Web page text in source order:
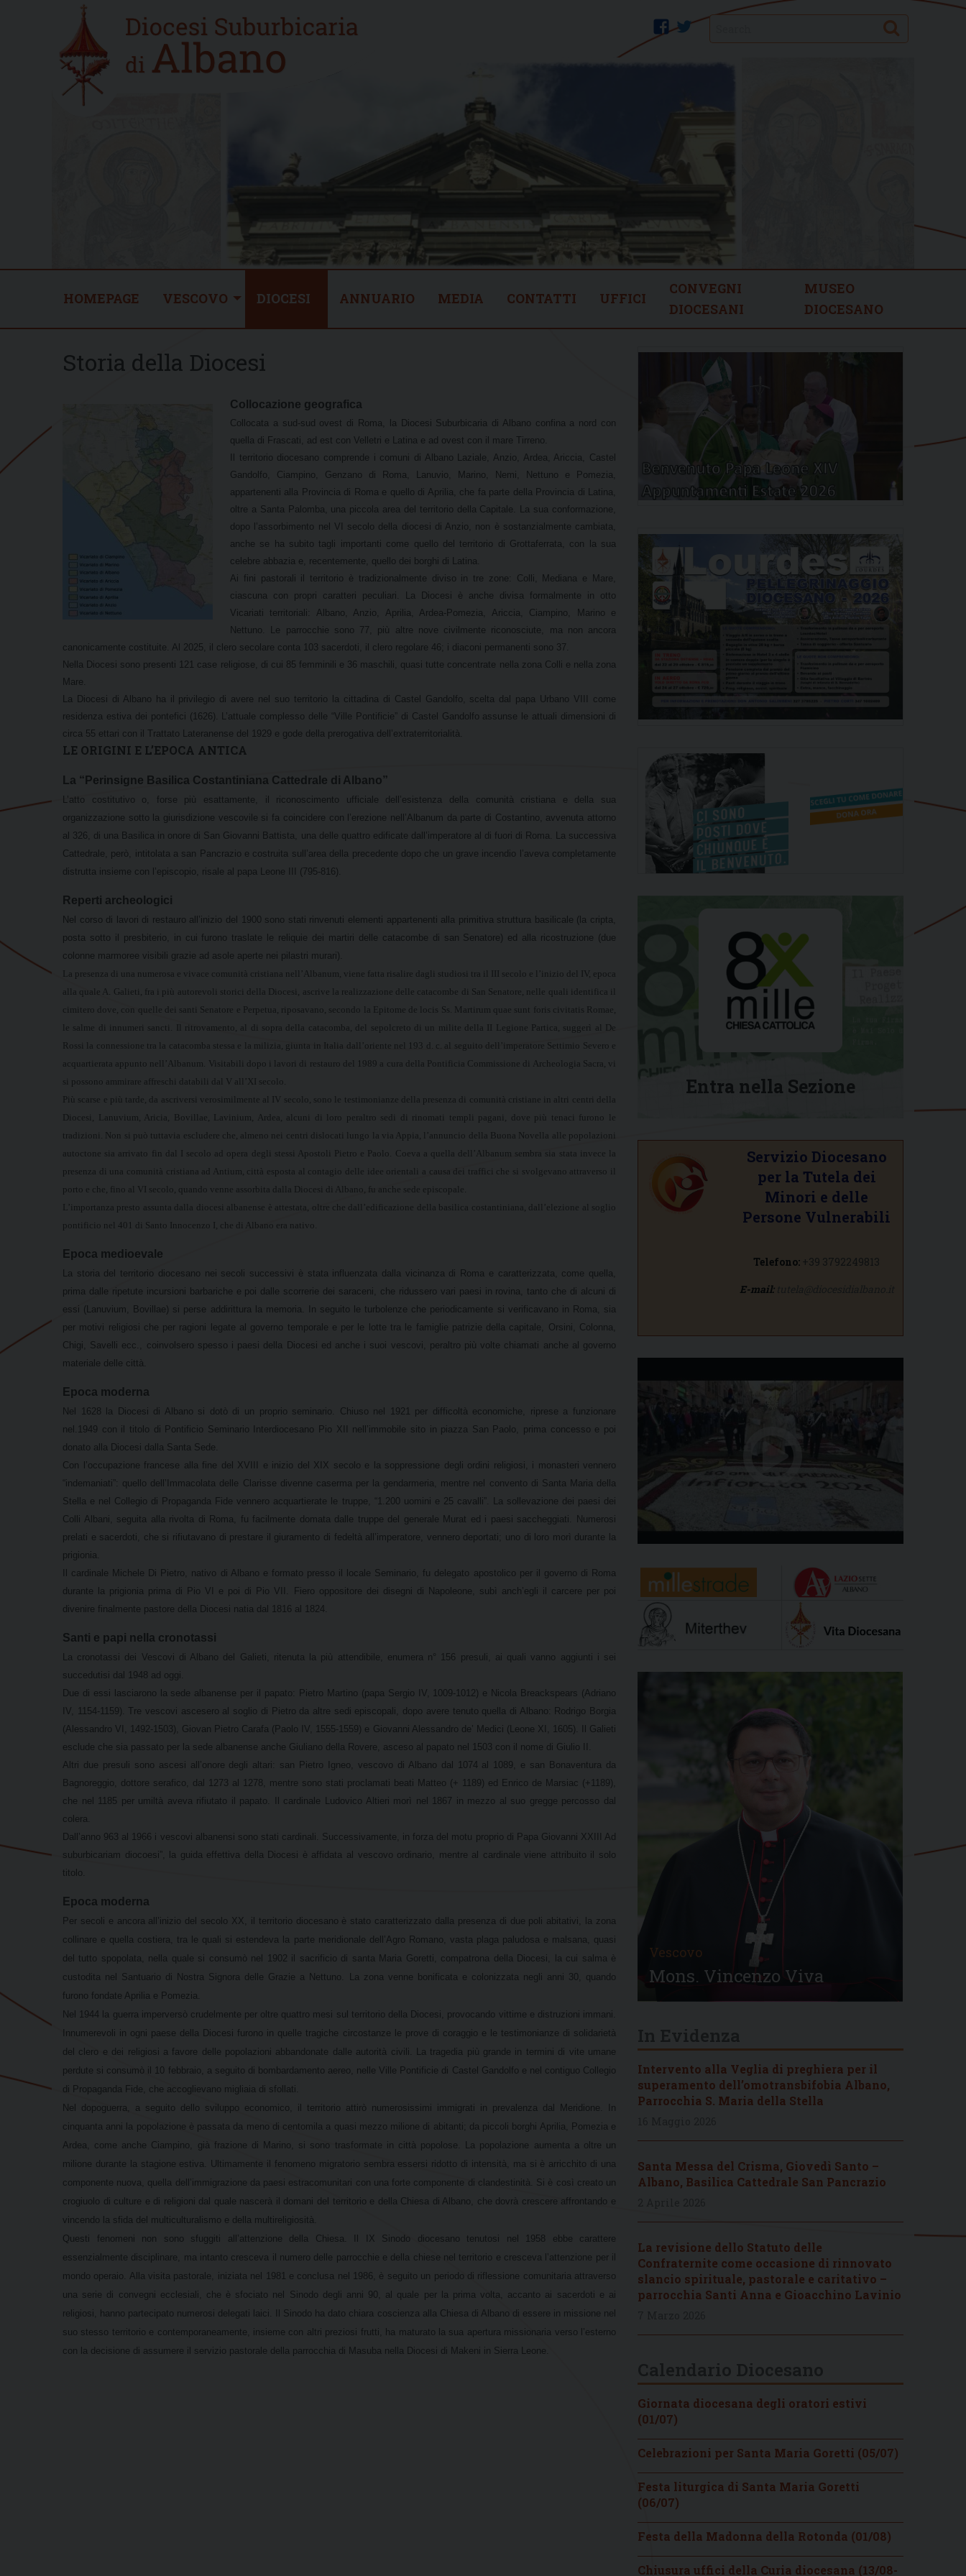
Home
new
twitter
facebook Search
HOMEPAGE VESCOVO DIOCESI ANNUARIO MEDIA CONTATTI UFFICI
CONVEGNI
DIOCESANI
MUSEO
DIOCESANO
Storia della Diocesi
Collocazione geografica
Collocata a sud-sud ovest di Roma, la Diocesi Suburbicaria di Albano confina a nord con
quella di Frascati, ad est con Velletri e Latina e ad ovest con il mare Tirreno.
Il territorio diocesano comprende i comuni di Albano Laziale, Anzio, Ardea, Ariccia, Castel
Gandolfo, Ciampino, Genzano di Roma, Lanuvio, Marino, Nemi, Nettuno e Pomezia,
appartenenti alla Provincia di Roma e quello di Aprilia, che fa parte della Provincia di Latina,
oltre a Santa Palomba, una piccola area del territorio della Capitale. La sua conformazione,
dopo l’assorbimento nel VI secolo della diocesi di Anzio, non è sostanzialmente cambiata,
anche se ha subito tagli importanti come quello del territorio di Grottaferrata, con la sua
celebre abbazia e, recentemente, quello dei borghi di Latina.
Ai fini pastorali il territorio è tradizionalmente diviso in tre zone: Colli, Mediana e Mare,
ciascuna con propri caratteri peculiari. La Diocesi è anche divisa formalmente in otto
Vicariati territoriali: Albano, Anzio, Aprilia, Ardea-Pomezia, Ariccia, Ciampino, Marino e
Nettuno. Le parrocchie sono 77, più altre nove civilmente riconosciute, ma non ancora
canonicamente costituite. Al 2025, il clero secolare conta 103 sacerdoti, il clero regolare 46; i diaconi permanenti sono 37.
Nella Diocesi sono presenti 121 case religiose, di cui 85 femminili e 36 maschili, quasi tutte concentrate nella zona Colli e nella zona
Mare.
La Diocesi di Albano ha il privilegio di avere nel suo territorio la cittadina di Castel Gandolfo, scelta dal papa Urbano VIII come
residenza estiva dei pontefici (1626). L’attuale complesso delle “Ville Pontificie” di Castel Gandolfo assunse le attuali dimensioni di
circa 55 ettari con il Trattato Lateranense del 1929 e gode della prerogativa dell’extraterritorialità.
LE ORIGINI E L’EPOCA ANTICA
La “Perinsigne Basilica Costantiniana Cattedrale di Albano”
L’atto costitutivo o, forse più esattamente, il riconoscimento ufficiale dell’esistenza della comunità cristiana e della sua
organizzazione sotto la giurisdizione vescovile si fa coincidere con l’erezione nell’Albanum da parte di Costantino, avvenuta attorno
al 326, di una Basilica in onore di San Giovanni Battista, una delle quattro edificate dall’imperatore al di fuori di Roma. La successiva
Cattedrale, però, intitolata a san Pancrazio e costruita sull’area della precedente dopo che un grave incendio l’aveva completamente
distrutta insieme con l’episcopio, risale al papa Leone III (795-816).
Reperti archeologici
Nel corso di lavori di restauro all’inizio del 1900 sono stati rinvenuti elementi appartenenti alla primitiva struttura basilicale (la cripta,
posta sotto il presbiterio, in cui furono traslate le reliquie dei martiri delle catacombe di san Senatore) ed alla ricostruzione (due
colonne marmoree visibili grazie ad asole aperte nei pilastri murari).
La presenza di una numerosa e vivace comunità cristiana nell’Albanum, viene fatta risalire dagli studiosi tra il III secolo e l’inizio del IV, epoca
alla quale A. Galieti, fra i più autorevoli storici della Diocesi, ascrive la realizzazione delle catacombe di San Senatore, nelle quali identifica il
cimitero dove, con quelle dei santi Senatore e Perpetua, riposavano, secondo la Epitome de locis Ss. Martirum quae sunt foris civitatis Romae,
le salme di innumeri sancti. Il ritrovamento, al di sopra della catacomba, del sepolcreto di un milite della II Legione Partica, suggerì al De
Rossi la connessione tra la catacomba stessa e la milizia, giunta in Italia dall’oriente nel 193 d. c. al seguito dell’imperatore Settimio Severo e
acquartierata appunto nell’Albanum. Visitabili dopo i lavori di restauro del 1989 a cura della Pontificia Commissione di Archeologia Sacra, vi
si possono ammirare affreschi databili dal V all’XI secolo.
Più scarse e più tarde, da ascriversi verosimilmente al IV secolo, sono le testimonianze della presenza di comunità cristiane in altri centri della
Diocesi, Lanuvium, Aricia, Bovillae, Lavinium, Ardea, alcuni di loro peraltro sedi di rinomati templi pagani, dove più tenaci furono le
tradizioni. Non si può tuttavia escludere che, almeno nei centri dislocati lungo la via Appia, l’annuncio della Buona Novella alle popolazioni
autoctone sia arrivato fin dal I secolo ad opera degli stessi Apostoli Pietro e Paolo. Coeva a quella dell’Albanum sembra sia stata invece la
presenza di una comunità cristiana ad Antium, città esposta al contagio delle idee orientali a causa dei traffici che si svolgevano attraverso il
porto e che, fino al VI secolo, quando venne assorbita dalla Diocesi di Albano, fu anche sede episcopale.
L’importanza presto assunta dalla diocesi albanense è attestata, oltre che dall’edificazione della basilica costantiniana, dall’elezione al soglio
pontificio nel 401 di Santo Innocenzo I, che di Albano era nativo.
Epoca medioevale
La storia del territorio diocesano nei secoli successivi è stata influenzata dalla vicinanza di Roma e caratterizzata, come quella,
prima dalle ripetute incursioni barbariche e poi dalle scorrerie dei saraceni, che ridussero vari paesi in rovina, tanto che di alcuni di
essi (Lanuvium, Bovillae) si perse addirittura la memoria. In seguito le turbolenze che periodicamente si verificavano in Roma, sia
per motivi religiosi che per ragioni legate al governo temporale e per le lotte tra le famiglie patrizie della capitale, Orsini, Colonna,
Chigi, Savelli ecc., coinvolsero spesso i paesi della Diocesi ed anche i suoi vescovi, peraltro più volte chiamati anche al governo
materiale delle città.
Epoca moderna
Nel 1628 la Diocesi di Albano si dotò di un proprio seminario. Chiuso nel 1921 per difficoltà economiche, riprese a funzionare
nel.1949 con il titolo di Pontificio Seminario Interdiocesano Pio XII nell’immobile sito in piazza San Paolo, prima concesso e poi
donato alla Diocesi dalla Santa Sede.
Con l’occupazione francese alla fine del XVIII e inizio del XIX secolo e la soppressione degli ordini religiosi, i monasteri vennero
“indemaniati”: quello dell’Immacolata delle Clarisse divenne caserma per la gendarmeria, mentre nel convento di Santa Maria della
Stella e nel Collegio di Propaganda Fide vennero acquartierate le truppe, “1.200 uomini e 25 cavalli”. La sollevazione dei paesi dei
Colli Albani, seguita alla rivolta di Roma, fu facilmente domata dalle truppe del generale Murat ed i paesi saccheggiati. Numerosi
prelati e sacerdoti, che si rifiutavano di prestare il giuramento di fedeltà all’imperatore, vennero deportati; uno di loro morì durante la
prigionia.
Il cardinale Michele Di Pietro, nativo di Albano e formato presso il locale Seminario, fu delegato apostolico per il governo di Roma
durante la prigionia prima di Pio VI e poi di Pio VII. Fiero oppositore dei disegni di Napoleone, subì anch’egli il carcere per poi
divenire finalmente pastore della Diocesi natia dal 1816 al 1824.
Santi e papi nella cronotassi
La cronotassi dei Vescovi di Albano del Galieti, ritenuta la più attendibile, enumera n° 156 presuli, ai quali vanno aggiunti i sei
succedutisi dal 1948 ad oggi.
Due di essi lasciarono la sede albanense per il papato: Pietro Martino (papa Sergio IV, 1009-1012) e Nicola Breackspears (Adriano
IV, 1154-1159). Tre vescovi ascesero al soglio di Pietro da altre sedi episcopali, dopo avere tenuto quella di Albano: Rodrigo Borgia
(Alessandro VI, 1492-1503), Giovan Pietro Carafa (Paolo IV, 1555-1559) e Giovanni Alessandro de’ Medici (Leone XI, 1605). Il Galieti
esclude che sia passato per la sede albanense anche Giuliano della Rovere, asceso al papato nel 1503 con il nome di Giulio II.
Altri due presuli sono ascesi all’onore degli altari: san Pietro Igneo, vescovo di Albano dal 1074 al 1089, e san Bonaventura da
Bagnoreggio, dottore serafico, dal 1273 al 1278, mentre sono stati proclamati beati Matteo (+ 1189) ed Enrico de Marsiac (+1189),
che nel 1185 per umiltà aveva rifiutato il papato. Il cardinale Ludovico Altieri morì nel 1867 in mezzo al suo gregge percosso dal
colera.
Dall’anno 963 al 1966 i vescovi albanensi sono stati cardinali. Successivamente, in forza del motu proprio di Papa Giovanni XXIII Ad
suburbicariam diocoesi”, la guida effettiva della Diocesi è affidata al vescovo ordinario, mentre al cardinale viene attribuito il solo
titolo.
Epoca moderna
Per secoli e ancora all’inizio del secolo XX, il territorio diocesano è stato caratterizzato dalla presenza di due poli abitativi, la zona
collinare e quella costiera, tra le quali si estendeva la parte meridionale dell’Agro Romano, vasta plaga paludosa e malsana, quasi
del tutto spopolata, nella quale si consumò nel 1902 il sacrificio di santa Maria Goretti, compatrona della Diocesi, la cui salma è
custodita nel Santuario di Nostra Signora delle Grazie a Nettuno. La zona venne bonificata e colonizzata negli anni 30, quando
furono fondate Aprilia e Pomezia.
Nel 1944 la guerra imperversò crudelmente per oltre quattro mesi sul territorio della Diocesi, provocando vittime e distruzioni immani.
Innumerevoli in ogni paese della Diocesi furono in quelle tragiche circostanze le prove di coraggio e le testimonianze di solidarietà
del clero e dei religiosi a favore delle popolazioni abbandonate dalle autorità civili. La tragedia più grande in termini di vite umane
perdute si consumò il 10 febbraio, a seguito di bombardamento aereo, nelle Ville Pontificie di Castel Gandolfo e nel contiguo Collegio
di Propaganda Fide, che accoglievano migliaia di sfollati.
Nel dopoguerra, a seguito dello sviluppo economico, il territorio attirò numerosissimi immigrati in prevalenza dal Meridione. In
cinquanta anni la popolazione è passata da meno di centomila a quasi mezzo milione di abitanti; da piccoli borghi Aprilia, Pomezia e
Ardea, come anche Ciampino, già frazione di Marino, si sono trasformate in città popolose. La popolazione aumenta a oltre un
milione durante la stagione estiva. Ultimamente il fenomeno migratorio sembra essersi ridotto di intensità, ma si è arricchito di una
componente nuova, quella dell’immigrazione da paesi estracomunitari con una forte componente di clandestinità. Si è così creato un
crogiuolo di culture e di religioni dal quale nascerà il domani del territorio e della Chiesa di Albano, che dovrà crescere affrontando e
vincendo la sfida del multiculturalismo e della multireligiosità.
Questi fenomeni non sono sfuggiti all’attenzione della Chiesa. Il IX Sinodo diocesano tenutosi nel 1958 ebbe carattere
essenzialmente disciplinare, ma intanto cresceva il numero delle parrocchie e della chiese nel territorio e cresceva l’attenzione per il
mondo operaio. Alla visita pastorale, iniziata nel 1981 e conclusa nel 1986, è seguito un periodo di riflessione comunitaria attraverso
una serie di convegni ecclesiali, che è sfociato nel Sinodo degli anni 90, al quale per la prima volta, accanto ai sacerdoti e ai
religiosi, hanno partecipato numerosi delegati laici. Il Sinodo ha dato chiara coscienza alla Chiesa di Albano di essere in missione nel
suo stesso territorio e contemporaneamente, insieme con altri preziosi frutti, ha maturato la sua apertura missionaria verso l’esterno
con la decisione di assumere il servizio pastorale della parrocchia di Masuba nella Diocesi di Makeni in Sierra Leone.
Entra nella Sezione
Servizio Diocesano
per la Tutela dei
Minori e delle
Persone Vulnerabili
Telefono: +39 3792249813
E-mail:
Vescovo
Mons. Vincenzo Viva
Intervento alla Veglia di preghiera per il
superamento dell’omotransbifobia Albano,
Parrocchia S. Maria della Stella
Santa Messa del Crisma, Giovedì Santo –
Albano, Basilica Cattedrale San Pancrazio
La revisione dello Statuto delle
Confraternite come occasione di rinnovato
slancio spirituale, pastorale e caritativo –
parrocchia Santi Anna e Gioacchino Lavinio
Giornata diocesana degli oratori estivi
(01/07)
Celebrazioni per Santa Maria Goretti (05/07)
Festa liturgica di Santa Maria Goretti
(06/07)
Festa della Madonna della Rotonda (01/08)
Chiusura uffici della Curia diocesana (13/08-